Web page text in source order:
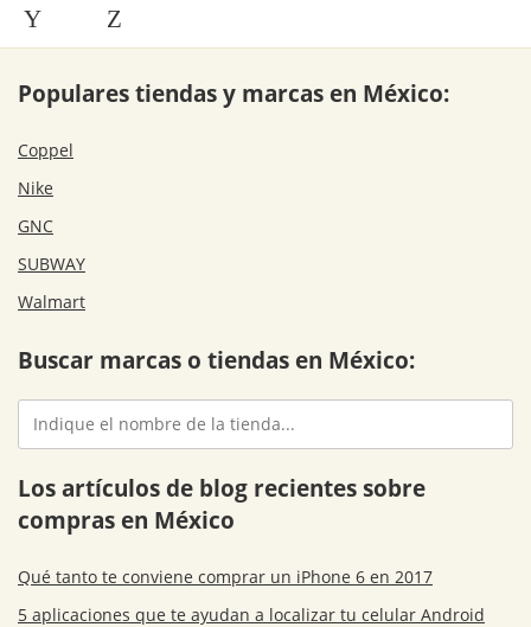
Y
Z
Populares tiendas y marcas en México:
Coppel
Nike
GNC
SUBWAY
Walmart
Buscar marcas o tiendas en México:
Los artículos de blog recientes sobre
compras en México
Qué tanto te conviene comprar un iPhone 6 en 2017
5 aplicaciones que te ayudan a localizar tu celular Android